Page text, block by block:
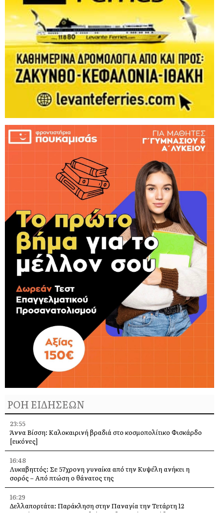
ΡΟΗ ΕΙΔΗΣΕΩΝ
23:55
Άννα Βίσση: Καλοκαιρινή βραδιά στο κοσμοπολίτικο Φισκάρδο
[εικόνες]
16:48
Λυκαβηττός: Σε 57χρονη γυναίκα από την Κυψέλη ανήκει η
σορός – Από πτώση ο θάνατος της
16:29
Δελλαπορτάτα: Παράκληση στην Παναγία την Τετάρτη 12
Αυγούστου –Θα προσφερθεί παραδοσιακή ριγανάδα